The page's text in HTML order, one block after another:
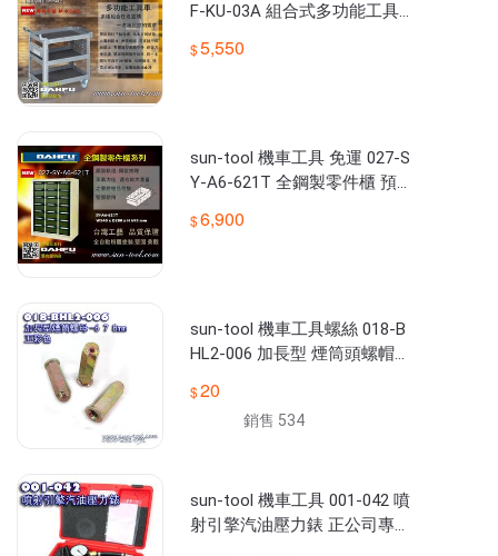
F-KU-03A 組合式多功能工具
攤位
5,550
sun-tool 機車工具 免運 027-S
Y-A6-621T 全鋼製零件櫃 預
6,900
sun-tool 機車工具螺絲 018-B
HL2-006 加長型 煙筒頭螺帽母
維修
20
銷售 534
sun-tool 機車工具 001-042 噴
射引擎汽油壓力錶 正公司專業